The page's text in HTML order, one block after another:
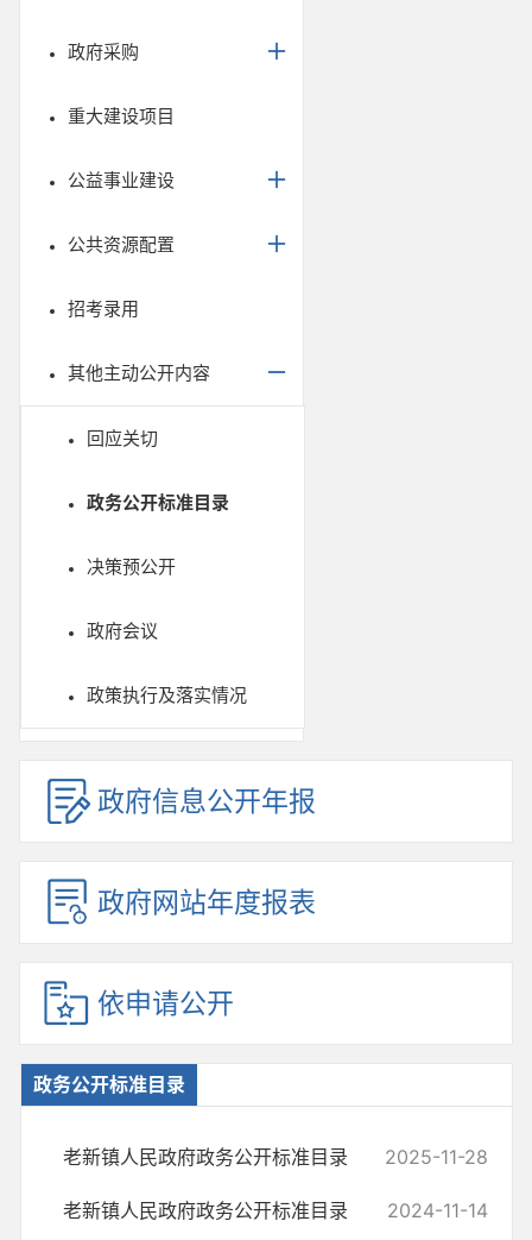
政府采购
重大建设项目
公益事业建设
公共资源配置
招考录用
其他主动公开内容
回应关切
政务公开标准目录
决策预公开
政府会议
政策执行及落实情况
政府信息公开年报
政府网站年度报表
依申请公开
政务公开标准目录
老新镇人民政府政务公开标准目录 2025-11-28
老新镇人民政府政务公开标准目录 2024-11-14